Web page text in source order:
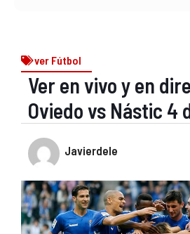
ver Fútbol
Ver en vivo y en
Oviedo vs Nástic 4
Javierdele